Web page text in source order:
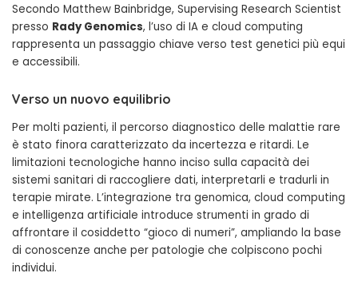
Secondo Matthew Bainbridge, Supervising Research Scientist
presso Rady Genomics, l’uso di IA e cloud computing
rappresenta un passaggio chiave verso test genetici più equi
e accessibili.
Verso un nuovo equilibrio
Per molti pazienti, il percorso diagnostico delle malattie rare
è stato finora caratterizzato da incertezza e ritardi. Le
limitazioni tecnologiche hanno inciso sulla capacità dei
sistemi sanitari di raccogliere dati, interpretarli e tradurli in
terapie mirate. L’integrazione tra genomica, cloud computing
e intelligenza artificiale introduce strumenti in grado di
affrontare il cosiddetto “gioco di numeri”, ampliando la base
di conoscenze anche per patologie che colpiscono pochi
individui.